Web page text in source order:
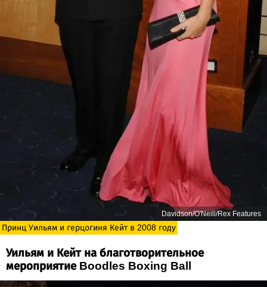
Davidson/O'Neill/Rex Features
Принц Уильям и герцогиня Кейт в 2008 году
Уильям и Кейт на благотворительное
мероприятие Boodles Boxing Ball